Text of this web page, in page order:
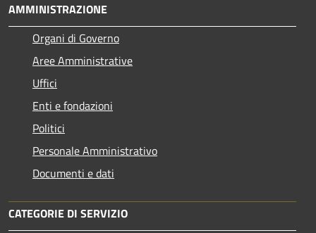
AMMINISTRAZIONE
Organi di Governo
Aree Amministrative
Uffici
Enti e fondazioni
Politici
Personale Amministrativo
Documenti e dati
CATEGORIE DI SERVIZIO